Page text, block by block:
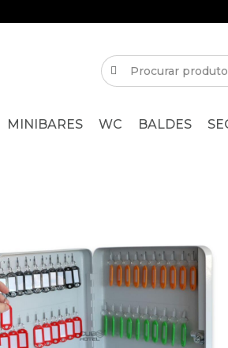
MINIBARES WC BALDES